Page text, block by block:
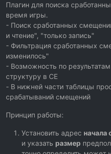
Плагин для поиска
время игры.
- Поиск сработанных
и чтение", "только запись"
- Фильтрация сработанных
изменилось"
- Возможность по
структуру в CE
- В нижней части таблицы
срабатываний смещений
Принцип работы:
Установить адрес начала
и указать размер